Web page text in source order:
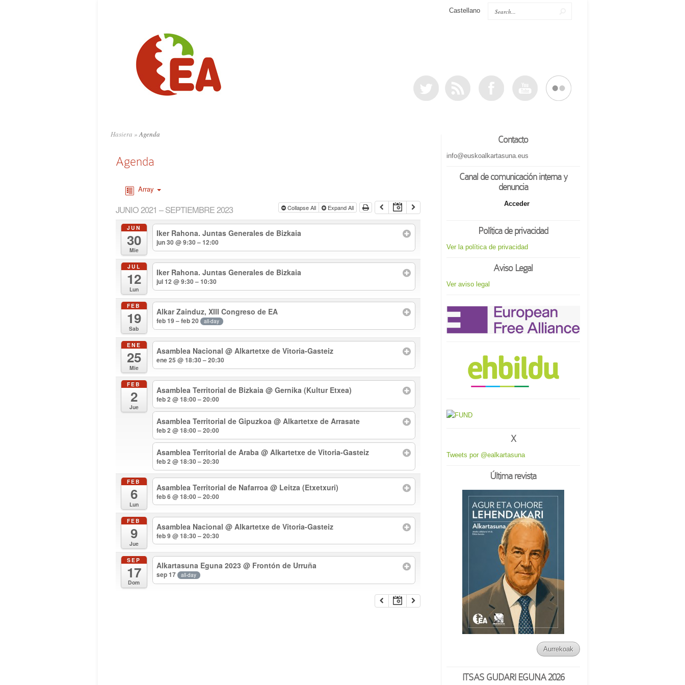
Castellano
Hasiera »Agenda
Agenda
Array
JUNIO 2021 – SEPTIEMBRE 2023 Collapse All Expand All
JUN
30
Mie
Iker Rahona. Juntas Generales de Bizkaia
jun 30 @ 9:30 – 12:00
JUL
12
Lun
Iker Rahona. Juntas Generales de Bizkaia
jul 12 @ 9:30 – 10:30
FEB
19
Sab
Alkar Zainduz, XIII Congreso de EA
feb 19 – feb 20 all-day
ENE
25
Mie
Asamblea Nacional@ Alkartetxe de Vitoria-Gasteiz
ene 25 @ 18:30 – 20:30
FEB
2
Jue
Asamblea Territorial de Bizkaia@ Gernika (Kultur Etxea)
feb 2 @ 18:00 – 20:00
Asamblea Territorial de Gipuzkoa@ Alkartetxe de Arrasate
feb 2 @ 18:00 – 20:00
Asamblea Territorial de Araba@ Alkartetxe de Vitoria-Gasteiz
feb 2 @ 18:30 – 20:30
FEB
6
Lun
Asamblea Territorial de Nafarroa@ Leitza (Etxetxuri)
feb 6 @ 18:00 – 20:00
FEB
9
Jue
Asamblea Nacional@ Alkartetxe de Vitoria-Gasteiz
feb 9 @ 18:30 – 20:30
SEP
17
Dom
Alkartasuna Eguna 2023@ Frontón de Urruña
sep 17 all-day
Contacto
info@euskoalkartasuna.eus
Canal de comunicación interna y
denuncia
Acceder
Política de privacidad
Ver la política de privacidad
Aviso Legal
Ver aviso legal
X
Tweets por @ealkartasuna
Última revista
Aurrekoak
ITSAS GUDARI EGUNA 2026